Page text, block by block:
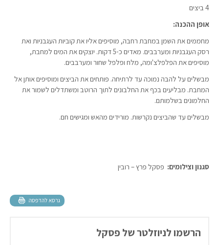
4 ביצים
אופן ההכנה:
מחממים את השמן במחבת רחבה, מוסיפים אליו את קוביות העגבניות ואת
רסק העגבניות ומערבבים. מאדים כ-5 דקות. יוצקים את המים למחבת,
מוסיפים את הפלפלצ'ומה, מלח ופלפל שחור ומערבבים.
מבשלים על להבה נמוכה עד לרתיחה. פותחים את הביצים ומוסיפים אותן אל
המחבת. מבליעים בכף את החלבונים לתוך הרוטב ומשתדלים לשמור את
החלמונים בשלמותם.
מבשלים עד שהביצים נקרשות. מורידים מהאש ומגישים חם.
סגנון וצילומים: פסקל פרץ – רובין
הרשמו לניוזלטר של פסקל